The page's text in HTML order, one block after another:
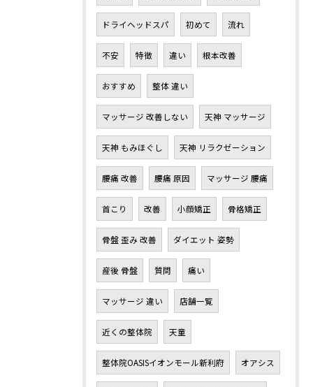
ドライヘッドスパ 初めて 流れ
不安 特徴 違い 根本改善
おすすめ 整体 違い
マッサージ 改善しない 天神 マッサージ
天神 もみほぐし 天神 リラクゼーション
腰痛 改善 腰痛 原因 マッサージ 腰痛
首こり 改善 小顔矯正 骨格矯正
骨盤 歪み 改善 ダイエット 姿勢
産後 骨盤 質問 痛い
マッサージ 違い 店舗一覧
近くの整体院 天童
整体院OASISイオンモール新利府 オアシス